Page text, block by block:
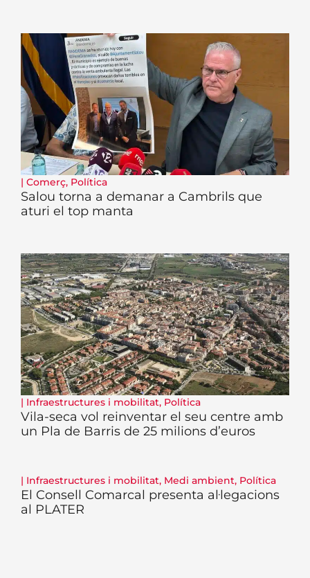
| Comerç, Política
Salou torna a demanar a Cambrils que
aturi el top manta
| Infraestructures i mobilitat, Política
Vila-seca vol reinventar el seu centre amb
un Pla de Barris de 25 milions d’euros
| Infraestructures i mobilitat, Medi ambient, Política
El Consell Comarcal presenta al·legacions
al PLATER